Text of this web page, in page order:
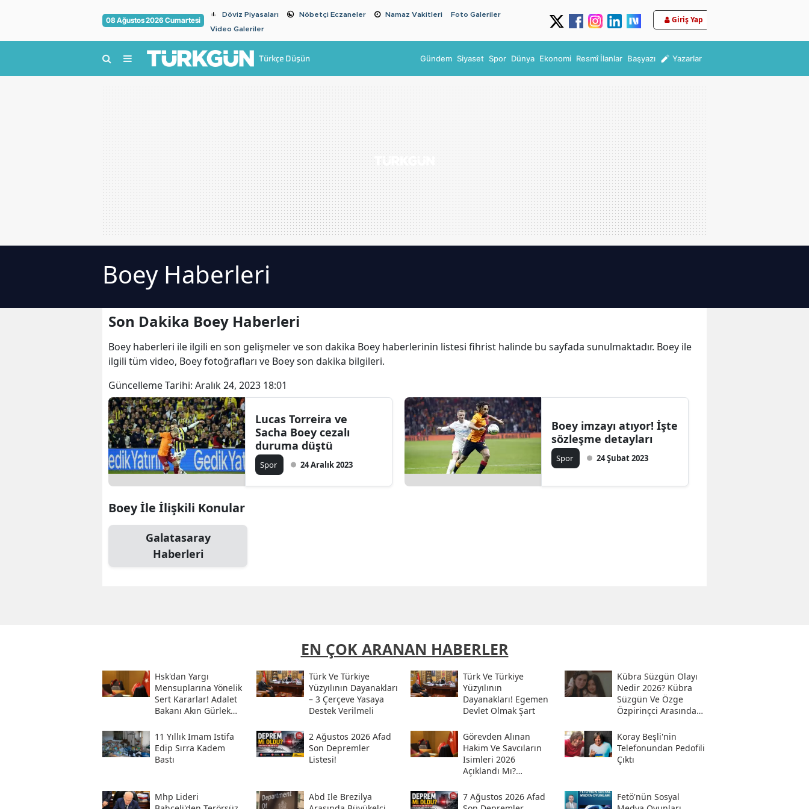
08 Ağustos 2026 Cumartesi
Döviz Piyasaları Nöbetçi Eczaneler Namaz Vakitleri
Foto Galeriler
Video Galeriler
Giriş Yap
Türkçe Düşün Gündem Siyaset Spor Dünya Ekonomi Resmî İlanlar Başyazı Yazarlar
Boey Haberleri
Son Dakika Boey Haberleri
Boey haberleri ile ilgili en son gelişmeler ve son dakika Boey haberlerinin listesi fihrist halinde bu sayfada sunulmaktadır. Boey ile
ilgili tüm video, Boey fotoğrafları ve Boey son dakika bilgileri.
Güncelleme Tarihi: Aralık 24, 2023 18:01
Lucas Torreira ve
Sacha Boey cezalı
duruma düştü
Spor 24 Aralık 2023
Boey imzayı atıyor! İşte
sözleşme detayları
Spor 24 Şubat 2023
Boey İle İlişkili Konular
Galatasaray
Haberleri
EN ÇOK ARANAN HABERLER
Hsk'dan Yargı
Mensuplarına Yönelik
Sert Kararlar! Adalet
Bakanı Akın Gürlek
Hesabından Açıkladı
Türk Ve Türkiye
Yüzyılının Dayanakları
– 3 Çerçeve Yasaya
Destek Verilmeli
Türk Ve Türkiye
Yüzyılının
Dayanakları! Egemen
Devlet Olmak Şart
Kübra Süzgün Olayı
Nedir 2026? Kübra
Süzgün Ve Özge
Özpirinçci Arasında
11 Yıllık Imam Istifa
Edip Sırra Kadem
Bastı
2 Ağustos 2026 Afad
Son Depremler
Listesi!
Görevden Alınan
Hakim Ve Savcıların
Isimleri 2026
Açıklandı Mı?
Edilen Hakim Ve
Savcılar Isim Listesi
Koray Beşli'nin
Telefonundan Pedofili
Çıktı
Mhp Lideri
Abd Ile Brezilya
7 Ağustos 2026 Afad
Fetö'nün Sosyal